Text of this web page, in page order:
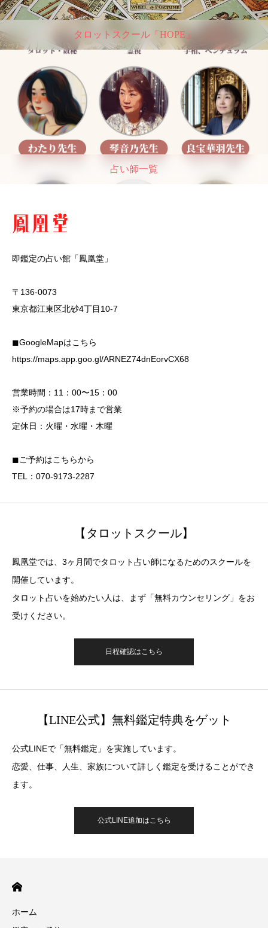
タロットスクール「HOPE」
占い師一覧
即鑑定の占い館「鳳凰堂」
〒136-0073
東京都江東区北砂4丁目10-7
◼︎GoogleMapはこちら
https://maps.app.goo.gl/ARNEZ74dnEorvCX68
営業時間：11：00〜15：00
※予約の場合は17時まで営業
定休日：火曜・水曜・木曜
◼︎ご予約はこちらから
TEL：070-9173-2287
【タロットスクール】
鳳凰堂では、3ヶ月間でタロット占い師になるためのスクールを
開催しています。
タロット占いを始めたい人は、まず「無料カウンセリング」をお
受けください。
日程確認はこちら
【LINE公式】無料鑑定特典をゲット
公式LINEで「無料鑑定」を実施しています。
恋愛、仕事、人生、家族について詳しく鑑定を受けることができ
ます。
公式LINE追加はこちら
ホーム